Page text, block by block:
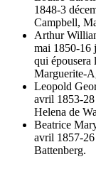
1848-3
Campbell,
Arthur
mai 1850-16
qui
Marguerite-
Leopold
avril 1853-28
Helena de
Beatrice
avril 1857-
Battenberg.